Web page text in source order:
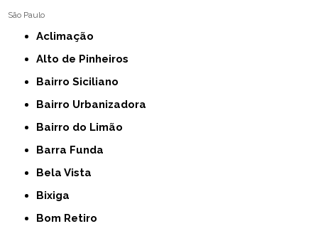
São Paulo
Aclimação
Alto de Pinheiros
Bairro Siciliano
Bairro Urbanizadora
Bairro do Limão
Barra Funda
Bela Vista
Bixiga
Bom Retiro